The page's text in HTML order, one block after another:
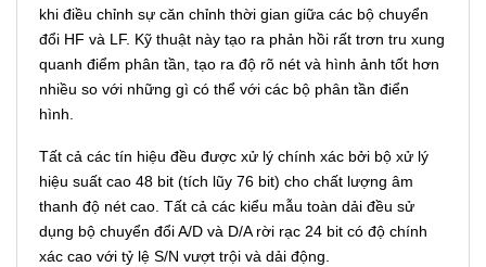
khi điều chỉnh sự căn chỉnh thời gian giữa các bộ chuyển
đổi HF và LF. Kỹ thuật này tạo ra phản hồi rất trơn tru xung
quanh điểm phân tần, tạo ra độ rõ nét và hình ảnh tốt hơn
nhiều so với những gì có thể với các bộ phân tần điển
hình.
Tất cả các tín hiệu đều được xử lý chính xác bởi bộ xử lý
hiệu suất cao 48 bit (tích lũy 76 bit) cho chất lượng âm
thanh độ nét cao. Tất cả các kiểu mẫu toàn dải đều sử
dụng bộ chuyển đổi A/D và D/A rời rạc 24 bit có độ chính
xác cao với tỷ lệ S/N vượt trội và dải động.